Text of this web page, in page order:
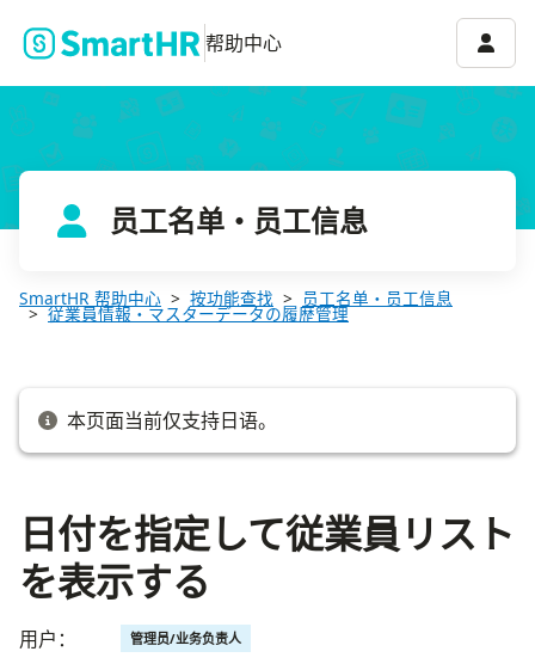
帮助中心 账号
员工名单・员工信息
SmartHR 帮助中心 按功能查找 员工名单・员工信息
従業員情報・マスターデータの履歴管理
本页面当前仅支持日语。
日付を指定して従業員リスト
を表示する
用户： 管理员/业务负责人